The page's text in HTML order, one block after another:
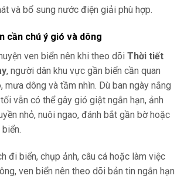
và bổ sung nước điện giải phù hợp.
cần chú ý gió và dông
ven biển nên khi theo dõi Thời tiết
, người dân khu vực gần biển cần quan
mưa dông và tầm nhìn. Dù ban ngày nắng
vẫn có thể gây gió giật ngắn hạn, ảnh
nhỏ, nuôi ngao, đánh bắt gần bờ hoặc
đi biển, chụp ảnh, câu cá hoặc làm việc
ven biển nên theo dõi bản tin ngắn hạn